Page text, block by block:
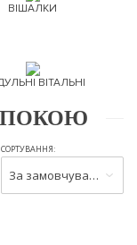
ВІШАЛКИ
ВІТАЛЬНІ
СОРТУВАННЯ:
За замовчуванням